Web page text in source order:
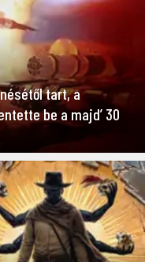
tart, a
be a majd’ 30